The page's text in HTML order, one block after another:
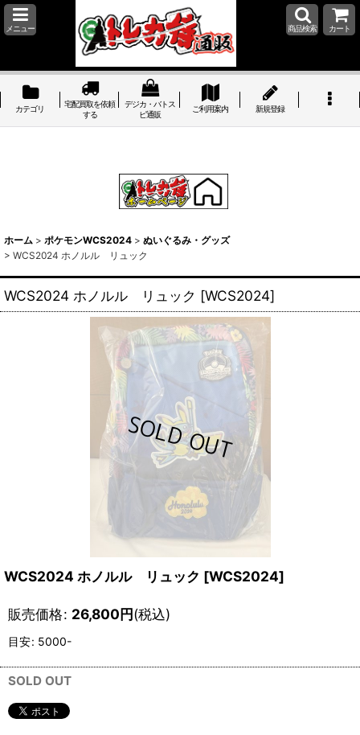
メニュー 商品検索 カート
カテゴリ
宅配買取を依頼
する
デジカ・バトス
ピ通販
ご利用案内 新規登録
ホーム > ポケモンWCS2024 > ぬいぐるみ・グッズ
> WCS2024 ホノルル リュック
WCS2024 ホノルル リュック [WCS2024]
WCS2024 ホノルル リュック [WCS2024]
販売価格: 26,800円(税込)
目安: 5000-
SOLD OUT